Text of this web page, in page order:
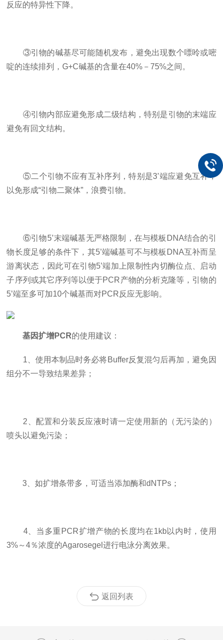
反应的特异性下降。
③引物的碱基尽可能随机发布，避免出现数个嘌呤或嘧
啶的连续排列，G+C碱基的含量在40%－75%之间。
④引物内部应避免形成二级结构，特别是引物的末端应
避免有回文结构。
⑤二个引物不应有互补序列，特别是3’端应避免互补，
以免形成“引物二聚体”，浪费引物。
⑥引物5’末端碱基无严格限制，在与模板DNA结合的引
物长度足够的条件下，其5’端碱基可不与模板DNA互补而呈
游离状态，因此可在引物5’端加上限制性内切酶位点、启动
子序列或其它序列等以便于PCR产物的分析克隆等，引物的
5’端至多可加10个碱基而对PCR反应无影响。
基因扩增PCR的使用建议：
1、使用本制品时务必将Buffer反复混匀后再加，避免因
组分不一导致结果差异；
2、配置和分装反应液时请一定使用新的（无污染的）
喷头以避免污染；
3、如扩增条带多，可适当添加酶和dNTPs；
4、当多重PCR扩增产物的长度均在1kb以内时，使用
3%～4％浓度的Agarosegel进行电泳分离效果。
返回列表